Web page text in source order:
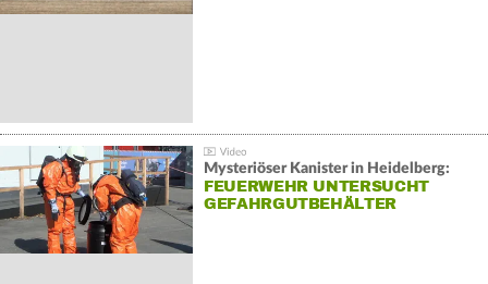
Mysteriöser Kanister in Heidelberg:
FEUERWEHR UNTERSUCHT
GEFAHRGUTBEHÄLTER